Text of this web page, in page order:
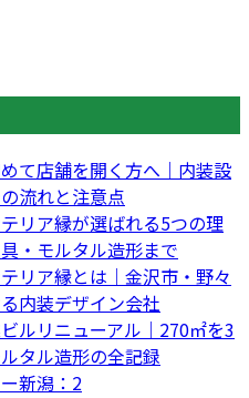
て店舗を開く方へ｜内装設
流れと注意点
リア縁が選ばれる5つの理
・モルタル造形まで
リア縁とは｜金沢市・野々
内装デザイン会社
ルリニューアル｜270㎡を3
タル造形の全記録
新潟：2